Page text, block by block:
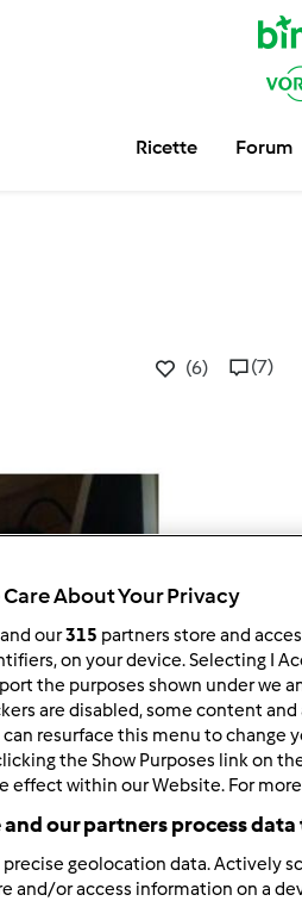
Ricette Forum
(6) (7)
Care About Your Privacy
our315 partners store and
on your device. Selecting I
the purposes shown under we
are disabled, some content
can resurface this menu to change
the Show Purposes link on
effect within our Website. For
and our partners process
precise geolocation data. Actively
and/or access information on a